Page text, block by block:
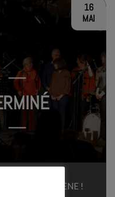
16
MAI
TOUS SUR SCÈNE !